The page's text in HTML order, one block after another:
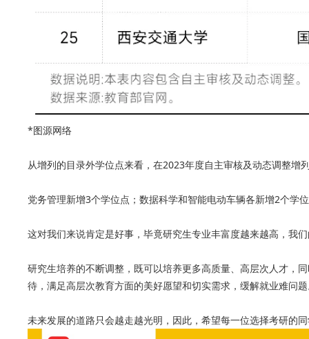
*图源网络
从增列的目录外学位点来看，在2023年度自主审核及动态调整
党务管理新增3个学位点；数据科学和智能电动车辆各新增2个学
这对我们来说肯定是好事，毕竟研究生专业丰富度越来越高，我
研究生培养的不断调整，既可以培养更多高质量、高层次人才，
待，满足高层次教育方面的美好愿望和切实需求，缓解就业难问
未来发展的道路只会越走越光明，因此，希望每一位选择考研的